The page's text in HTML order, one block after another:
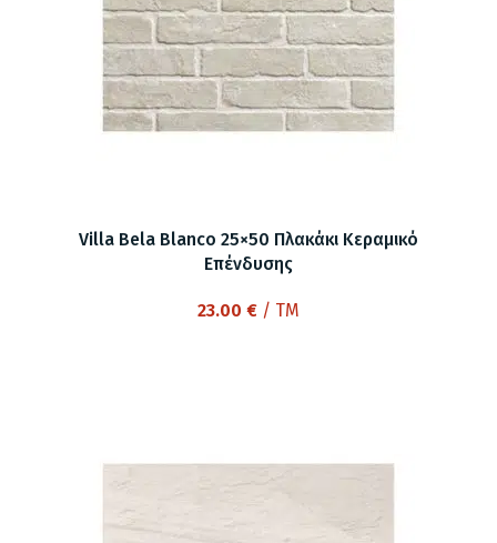
Villa Bela Blanco 25×50 Πλακάκι Κεραμικό
Επένδυσης
23.00 € / TM